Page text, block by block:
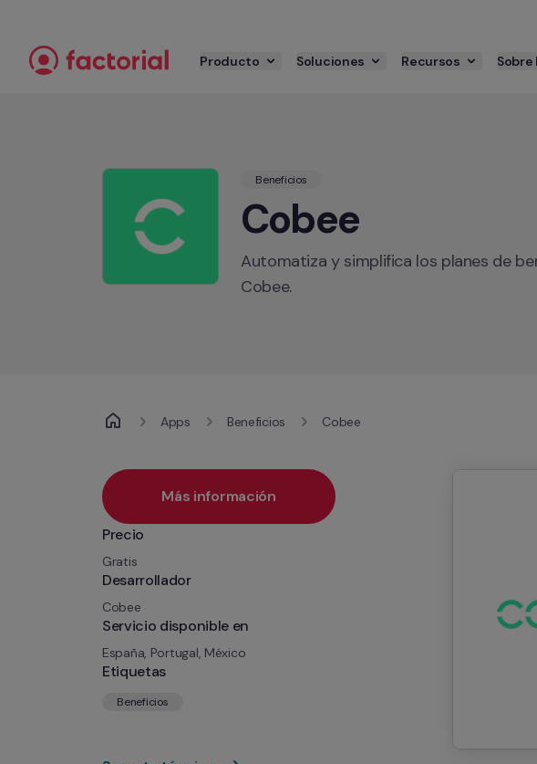
Producto Soluciones Recursos Sobre
Beneficios
Cobee
Automatiza y simplifica los planes de
Cobee.
Apps Beneficios Cobee
Más información
Precio
Gratis
Desarrollador
Cobee
Servicio disponible en
España, Portugal, México
Etiquetas
Beneficios